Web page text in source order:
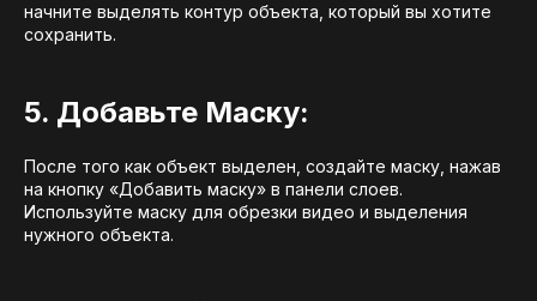
начните выделять контур объекта, который вы хотите
сохранить.
5. Добавьте Маску:
После того как объект выделен, создайте маску, нажав
на кнопку «Добавить маску» в панели слоев.
Используйте маску для обрезки видео и выделения
нужного объекта.